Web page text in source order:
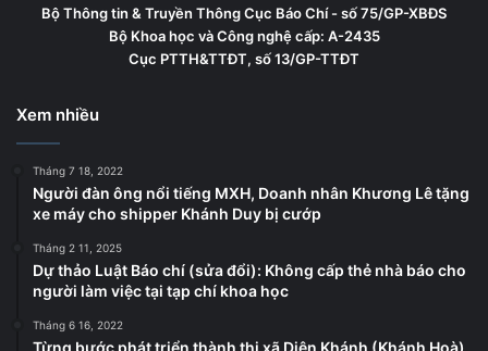
Bộ Thông tin & Truyền Thông Cục Báo Chí - số 75/GP-XBĐS
Bộ Khoa học và Công nghệ cấp: A-2435
Cục PTTH&TTĐT, số 13/GP-TTĐT
Xem nhiều
Tháng 7 18, 2022
Người đàn ông nổi tiếng MXH, Doanh nhân Khương Lê tặng
xe máy cho shipper Khánh Duy bị cướp
Tháng 2 11, 2025
Dự thảo Luật Báo chí (sửa đổi): Không cấp thẻ nhà báo cho
người làm việc tại tạp chí khoa học
Tháng 6 16, 2022
Từng bước phát triển thành thị xã Diên Khánh (Khánh Hoà)